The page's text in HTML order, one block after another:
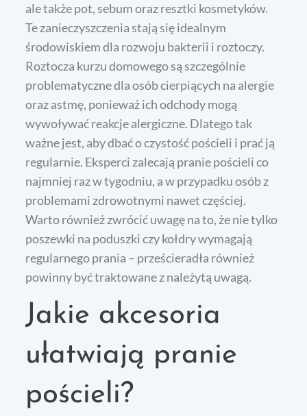
ale także pot, sebum oraz resztki kosmetyków.
Te zanieczyszczenia stają się idealnym
środowiskiem dla rozwoju bakterii i roztoczy.
Roztocza kurzu domowego są szczególnie
problematyczne dla osób cierpiących na alergie
oraz astmę, ponieważ ich odchody mogą
wywoływać reakcje alergiczne. Dlatego tak
ważne jest, aby dbać o czystość pościeli i prać ją
regularnie. Eksperci zalecają pranie pościeli co
najmniej raz w tygodniu, a w przypadku osób z
problemami zdrowotnymi nawet częściej.
Warto również zwrócić uwagę na to, że nie tylko
poszewki na poduszki czy kołdry wymagają
regularnego prania – prześcieradła również
powinny być traktowane z należytą uwagą.
Jakie akcesoria
ułatwiają pranie
pościeli?